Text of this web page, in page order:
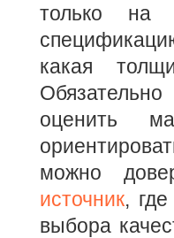
только на
какая
оценить
можно
источник,
выбора